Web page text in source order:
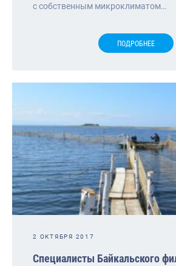
с собственным микроклиматом…
ПОДРОБНЕЕ
2 ОКТЯБРЯ 2017
Специалисты Байкальского